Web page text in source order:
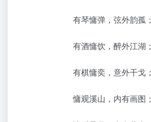
有琴慵弹，弦外韵孤；
有酒慵饮，醉外江湖；
有棋慵奕，意外干戈；
慵观溪山，内有画图；